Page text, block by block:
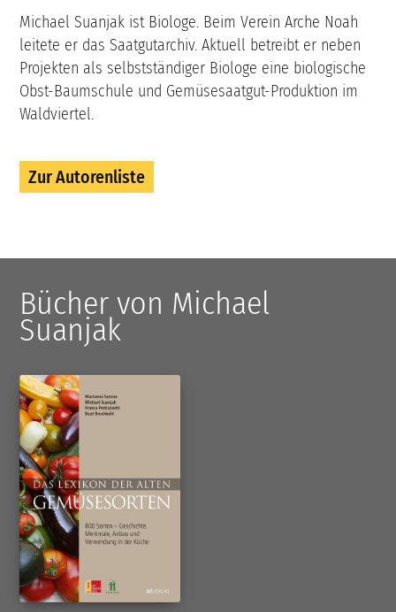
Michael Suanjak ist Biologe. Beim Verein Arche Noah
leitete er das Saatgutarchiv. Aktuell betreibt er neben
Projekten als selbstständiger Biologe eine biologische
Obst-Baumschule und Gemüsesaatgut-Produktion im
Waldviertel.
Zur Autorenliste
Bücher von Michael
Suanjak